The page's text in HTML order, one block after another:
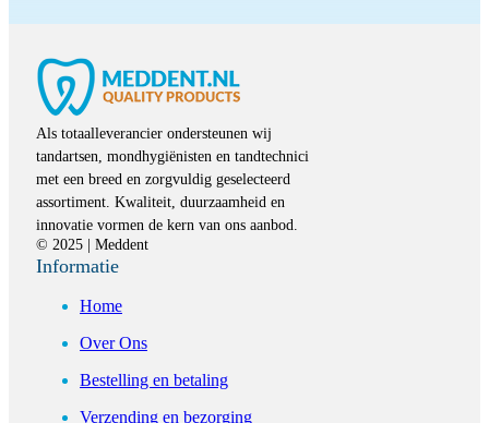
Als totaalleverancier ondersteunen wij
tandartsen, mondhygiënisten en tandtechnici
met een breed en zorgvuldig geselecteerd
assortiment. Kwaliteit, duurzaamheid en
innovatie vormen de kern van ons aanbod.
© 2025 | Meddent
Informatie
Home
Over Ons
Bestelling en betaling
Verzending en bezorging